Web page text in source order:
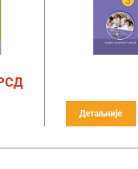
Детаљније